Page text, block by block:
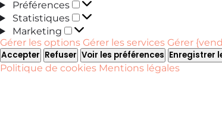
Préférences
Préférences
Statistiques
Statistiques
Marketing
Marketing
Gérer les options Gérer les services Gérer
Accepter Refuser Voir les préférences Enregistrer
Politique de cookies Mentions légales